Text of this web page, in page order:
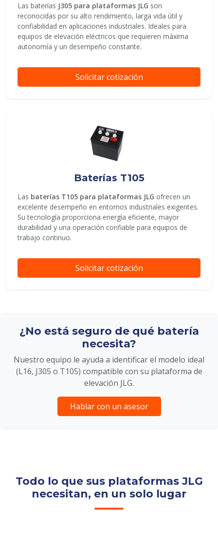
Las baterías J305 para plataformas JLG son
reconocidas por su alto rendimiento, larga vida útil y
confiabilidad en aplicaciones industriales. Ideales para
equipos de elevación eléctricos que requieren máxima
autonomía y un desempeño constante.
Solicitar cotización
Baterías T105
Las baterías T105 para plataformas JLG ofrecen un
excelente desempeño en entornos industriales exigentes.
Su tecnología proporciona energía eficiente, mayor
durabilidad y una operación confiable para equipos de
trabajo continuo.
Solicitar cotización
¿No está seguro de qué batería
necesita?
Nuestro equipo le ayuda a identificar el modelo ideal
(L16, J305 o T105) compatible con su plataforma de
elevación JLG.
Hablar con un asesor
Todo lo que sus plataformas JLG
necesitan, en un solo lugar